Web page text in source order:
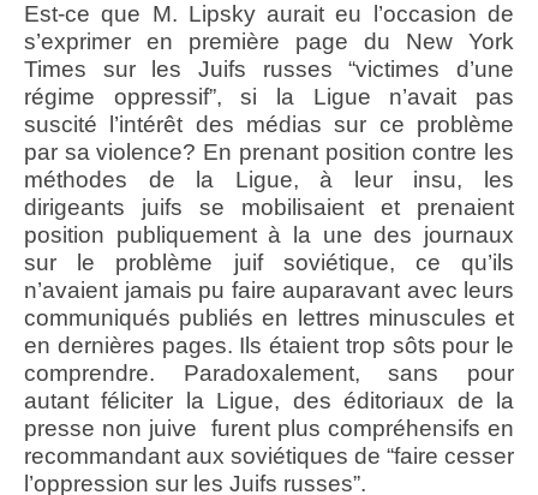
Est-ce que M. Lipsky aurait eu l’occasion de
s’exprimer en première page du New York
Times sur les Juifs russes “victimes d’une
régime oppressif”, si la Ligue n’avait pas
suscité l’intérêt des médias sur ce problème
par sa violence? En prenant position contre les
méthodes de la Ligue, à leur insu, les
dirigeants juifs se mobilisaient et prenaient
position publiquement à la une des journaux
sur le problème juif soviétique, ce qu’ils
n’avaient jamais pu faire auparavant avec leurs
communiqués publiés en lettres minuscules et
en dernières pages. Ils étaient trop sôts pour le
comprendre. Paradoxalement, sans pour
autant féliciter la Ligue, des éditoriaux de la
presse non juive furent plus compréhensifs en
recommandant aux soviétiques de “faire cesser
l’oppression sur les Juifs russes”.